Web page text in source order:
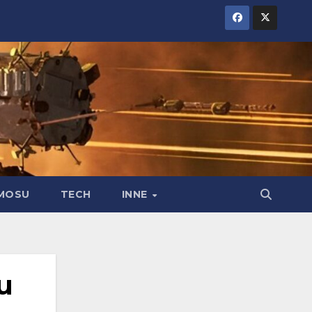
TECH INNE